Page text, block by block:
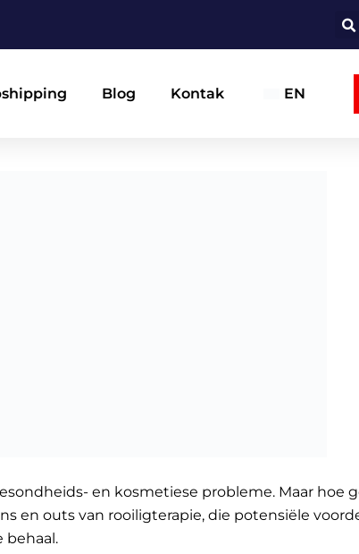
Blog Kontak EN
en kosmetiese probleme. Maar hoe
en outs van rooiligterapie, die potensiële
behaal.